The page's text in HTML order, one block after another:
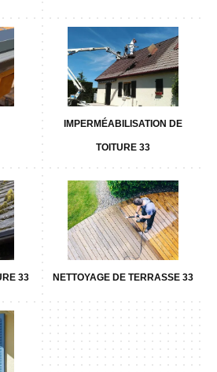
IMPERMÉABILISATION DE
TOITURE 33
33 NETTOYAGE DE TERRASSE 33